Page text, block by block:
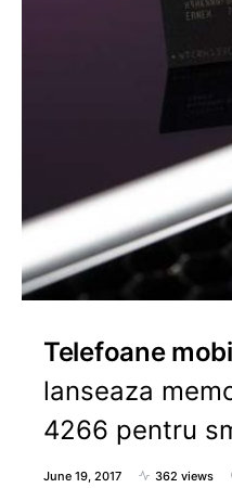
Telefoane
lanseaza
4266 pentru
June 19, 2017 362 views